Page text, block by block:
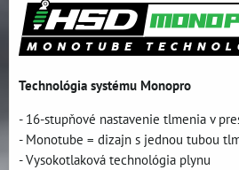
Technológia systému Monopro
- 16-stupňové nastavenie tlmenia v
- Monotube = dizajn s jednou tubou
- Vysokotlaková technológia plynu